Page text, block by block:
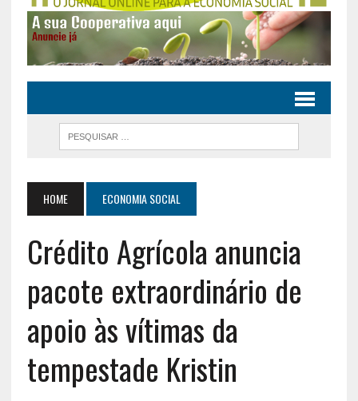
HOME ECONOMIA SOCIAL
Crédito Agrícola anuncia
pacote extraordinário de
apoio às vítimas da
tempestade Kristin